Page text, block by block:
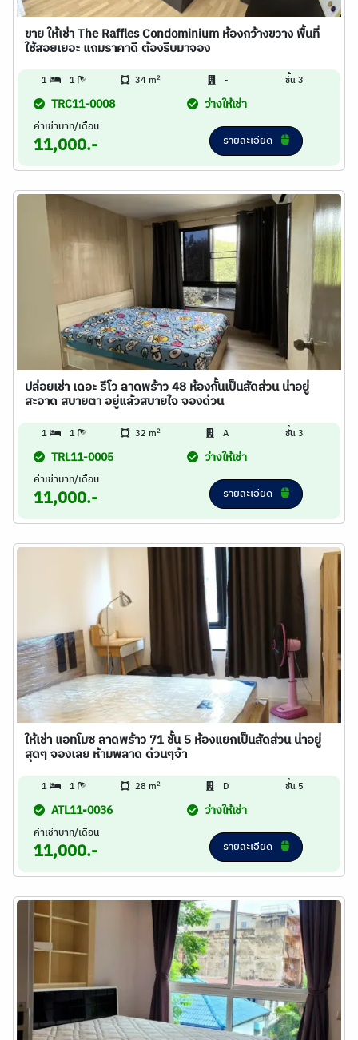
ขาย ให้เช่า The Raffles Condominium ห้องกว้างขวาง พื้นที่
ใช้สอยเยอะ แถมราคาดี ต้องรีบมาจอง
1 1 34 m2 - ชั้น 3
TRC11-0008 ว่างให้เช่า
ค่าเช่าบาท/เดือน
11,000.- รายละเอียด
ปล่อยเช่า เดอะ รีโว ลาดพร้าว 48 ห้องกั้นเป็นสัดส่วน น่าอยู่
สะอาด สบายตา อยู่แล้วสบายใจ จองด่วน
1 1 32 m2 A ชั้น 3
TRL11-0005 ว่างให้เช่า
ค่าเช่าบาท/เดือน
11,000.- รายละเอียด
ให้เช่า แอทโมซ ลาดพร้าว 71 ชั้น 5 ห้องแยกเป็นสัดส่วน น่าอยู่
สุดๆ จองเลย ห้ามพลาด ด่วนๆจ้า
1 1 28 m2 D ชั้น 5
ATL11-0036 ว่างให้เช่า
ค่าเช่าบาท/เดือน
11,000.- รายละเอียด